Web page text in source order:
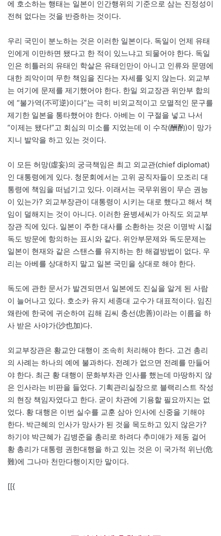
에 호소하는 행태는 일본이 인간행위의 기준으로 삼는 진정성이
전혀 없다는 것을 반증하는 것이다.
우리 국민이 분노하는 것은 이러한 일본이다. 독일이 언제 유태
인에게 이만하면 됐다고 한 적이 있느냐고 되물어야 한다. 독일
인은 히틀러의 유태인 학살은 유태인만이 아니고 인류와 문명에
대한 죄악이며 무한 책임을 진다는 자세를 잊지 않는다. 외교부
는 여기에 문제를 제기했어야 한다. 한일 외교장관 위안부 합의
에 “불가역(不可逆)이다”는 극히 비외교적이고 모멸적인 문구를
제기한 일본을 통타했어야 한다. 아베는 이 구절을 넣고 나서
“이제는 됐다!”고 회심의 미소를 지었는데 이 수작(酬酌)이 망가
지니 발악을 하고 있는 것이다.
이 모든 허망(虛妄)의 궁극책임은 최고 외교관(chief diplomat)
인 대통령에게 있다. 청문회에서는 고위 공직자들이 모조리 대
통령에 책임을 떠넘기고 있다. 이래서는 국무위원이 무슨 권능
이 있는가? 외교부장관이 대통령이 시키는 대로 했다고 해서 책
임이 덜해지는 것이 아니다. 이러한 윤병세씨가 아직도 외교부
장관 직에 있다. 일본이 주한 대사를 소환하는 것은 이명박 시절
독도 방문에 항의하는 표시와 같다. 위안부문제와 독도문제는
일본이 현재와 같은 스탠스를 유지하는 한 해결방법이 없다. 우
리는 아베를 상대하지 말고 일본 국민을 상대로 해야 한다.
독도에 관한 문서가 발견되면서 일본에도 진실을 알게 된 사람
이 늘어나고 있다. 호소카 유지 세종대 교수가 대표적이다. 임진
왜란에 한국에 귀순하여 김해 김씨 충선(忠善)이라는 이름을 하
사 받은 사야가(沙也加)다.
외교부장관은 황교안 대행이 조속히 처리해야 한다. 고건 총리
의 사례는 하나의 예에 불과하다. 전례가 없으면 전례를 만들어
야 한다. 최근 황 대행이 문화부차관 인사를 했는데 마땅하지 않
은 인사라는 비판을 들었다. 기획관리실장으로 블랙리스트 작성
의 현장 책임자였다고 한다. 굳이 차관에 기용할 필요까지는 없
었다. 황 대행은 이번 실수를 교훈 삼아 인사에 신중을 기해야
한다. 박근혜의 인사가 망사가 된 것을 목도하고 있지 않은가?
하기야 박근혜가 김병준을 총리로 하려다 추미애가 제동 걸어
황 총리가 대통령 권한대행을 하고 있는 것은 이 국가적 위난(危
難)에 그나마 천만다행이지만 말이다.
[[{